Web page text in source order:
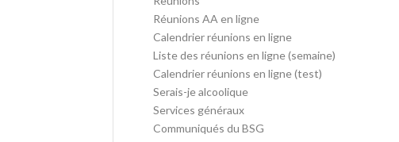
Réunions AA en ligne
Calendrier réunions en ligne
Liste des réunions en ligne (semaine)
Calendrier réunions en ligne (test)
Serais-je alcoolique
Services généraux
Communiqués du BSG